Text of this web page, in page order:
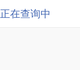
正在查询中